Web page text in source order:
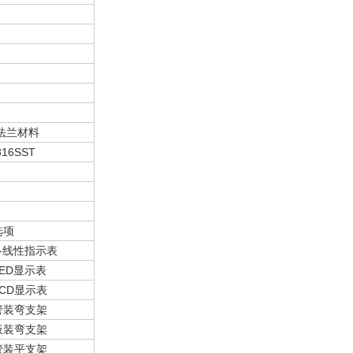
兰材料
项
性指示表
显示表
显示表
装弯支架
装弯支架
装平支架